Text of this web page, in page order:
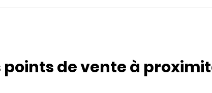
points de vente à